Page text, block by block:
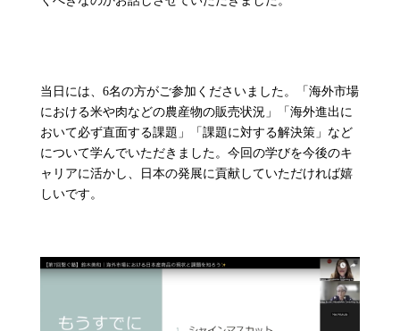
当日には、6名の方がご参加くださいました。「海外市場
における米や肉などの農産物の販売状況」「海外進出に
おいて必ず直面する課題」「課題に対する解決策」など
について学んでいただきました。今回の学びを今後のキ
ャリアに活かし、日本の発展に貢献していただければ嬉
しいです。